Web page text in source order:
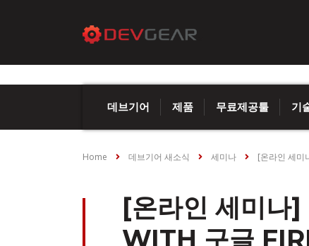
데브기어 제품 무료제공툴 기
Home 데브기어 새소식 세미나 [온라인 세미
[온라인 세미나
WITH 구글